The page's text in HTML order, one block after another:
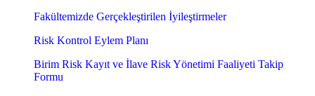
Fakültemizde Gerçekleştirilen İyileştirmeler
Risk Kontrol Eylem Planı
Birim Risk Kayıt ve İlave Risk Yönetimi Faaliyeti Takip
Formu